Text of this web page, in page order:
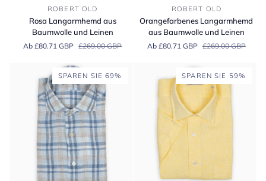
Langarmhemd
und
ROBERT OLD
Rosa Langarmhemd aus
Baumwolle und Leinen
Ab £80.71 GBP £269.00 GBP
Orangefarbenes
Langarmhemd
und
ROBERT OLD
Orangefarbenes Langarmhemd
aus Baumwolle und Leinen
Ab £80.71 GBP £269.00 GBP
SPAREN SIE 69% SPAREN SIE 59%